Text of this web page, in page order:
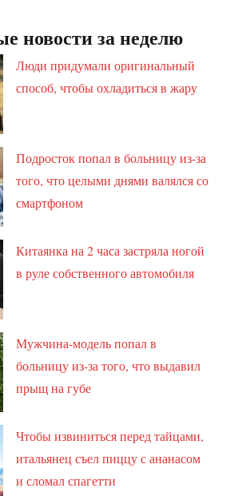
новости за неделю
Люди придумали оригинальный
способ, чтобы охладиться в жару
Подросток попал в больницу из-за
того, что целыми днями валялся со
смартфоном
Китаянка на 2 часа застряла ногой
в руле собственного автомобиля
Мужчина-модель попал в
больницу из-за того, что выдавил
прыщ на губе
Чтобы извиниться перед тайцами,
итальянец съел пиццу с ананасом
и сломал спагетти